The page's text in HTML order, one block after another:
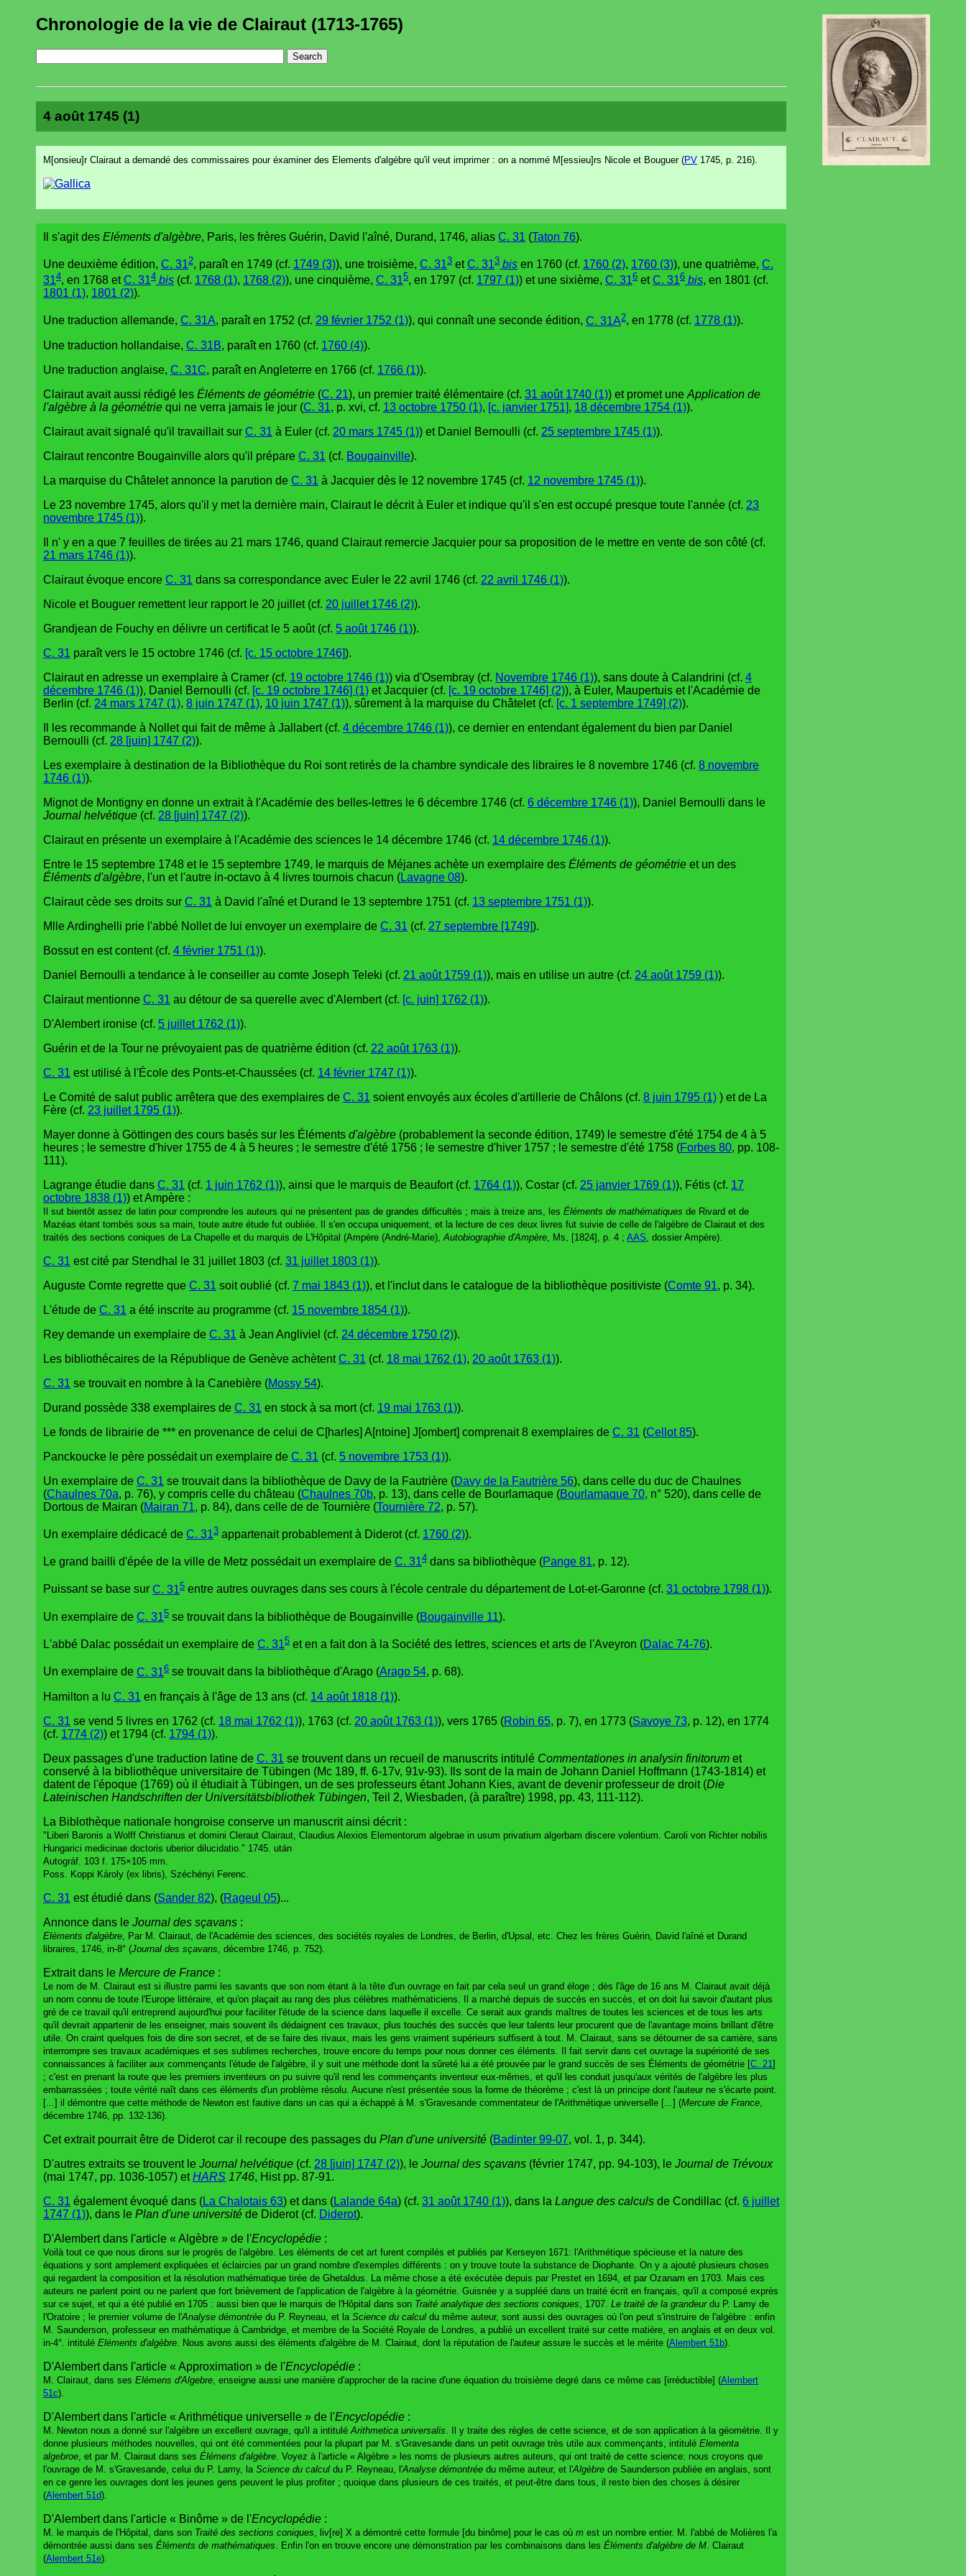
Chronologie de la vie de Clairaut (1713-1765)
4 août 1745 (1)
M[onsieu]r Clairaut a demandé des commissaires pour éxaminer des Elements d'algébre qu'il veut imprimer : on a nommé M[essieu]rs Nicole et Bouguer (PV 1745, p. 216).
Il s'agit des Eléments d'algèbre, Paris, les frères Guérin, David l'aîné, Durand, 1746, alias C. 31 (Taton 76).
Une deuxième édition, C. 312, paraît en 1749 (cf. 1749 (3)), une troisième, C. 313 etC. 313 bis en 1760 (cf. 1760 (2), 1760 (3)), une quatrième, C.
314, en 1768 etC. 314 bis (cf. 1768 (1), 1768 (2)), une cinquième, C. 315, en 1797 (cf. 1797 (1)) et une sixième, C. 316 etC. 316 bis, en 1801 (cf.
1801 (1), 1801 (2)).
Une traduction allemande, C. 31A, paraît en 1752 (cf. 29 février 1752 (1)), qui connaît une seconde édition, C. 31A2, en 1778 (cf. 1778 (1)).
Une traduction hollandaise, C. 31B, paraît en 1760 (cf. 1760 (4)).
Une traduction anglaise, C. 31C, paraît en Angleterre en 1766 (cf. 1766 (1)).
Clairaut avait aussi rédigé les Éléments de géométrie (C. 21), un premier traité élémentaire (cf. 31 août 1740 (1)) et promet une Application de
l'algèbre à la géométrie qui ne verra jamais le jour (C. 31, p. xvi, cf. 13 octobre 1750 (1), [c. janvier 1751], 18 décembre 1754 (1)).
Clairaut avait signalé qu'il travaillait sur C. 31 à Euler (cf. 20 mars 1745 (1)) et Daniel Bernoulli (cf. 25 septembre 1745 (1)).
Clairaut rencontre Bougainville alors qu'il prépare C. 31 (cf. Bougainville).
La marquise du Châtelet annonce la parution de C. 31 à Jacquier dès le 12 novembre 1745 (cf. 12 novembre 1745 (1)).
Le 23 novembre 1745, alors qu'il y met la dernière main, Clairaut le décrit à Euler et indique qu'il s'en est occupé presque toute l'année (cf. 23
novembre 1745 (1)).
Il n' y en a que 7 feuilles de tirées au 21 mars 1746, quand Clairaut remercie Jacquier pour sa proposition de le mettre en vente de son côté (cf.
21 mars 1746 (1)).
Clairaut évoque encore C. 31 dans sa correspondance avec Euler le 22 avril 1746 (cf. 22 avril 1746 (1)).
Nicole et Bouguer remettent leur rapport le 20 juillet (cf. 20 juillet 1746 (2)).
Grandjean de Fouchy en délivre un certificat le 5 août (cf. 5 août 1746 (1)).
C. 31 paraît vers le 15 octobre 1746 (cf. [c. 15 octobre 1746]).
Clairaut en adresse un exemplaire à Cramer (cf. 19 octobre 1746 (1)) via d'Osembray (cf. Novembre 1746 (1)), sans doute à Calandrini (cf. 4
décembre 1746 (1)), Daniel Bernoulli (cf. [c. 19 octobre 1746] (1) et Jacquier (cf. [c. 19 octobre 1746] (2)), à Euler, Maupertuis et l'Académie de
Berlin (cf. 24 mars 1747 (1), 8 juin 1747 (1), 10 juin 1747 (1)), sûrement à la marquise du Châtelet (cf. [c. 1 septembre 1749] (2)).
Il les recommande à Nollet qui fait de même à Jallabert (cf. 4 décembre 1746 (1)), ce dernier en entendant également du bien par Daniel
Bernoulli (cf. 28 [juin] 1747 (2)).
Les exemplaire à destination de la Bibliothèque du Roi sont retirés de la chambre syndicale des libraires le 8 novembre 1746 (cf. 8 novembre
1746 (1)).
Mignot de Montigny en donne un extrait à l'Académie des belles-lettres le 6 décembre 1746 (cf. 6 décembre 1746 (1)), Daniel Bernoulli dans le
Journal helvétique (cf. 28 [juin] 1747 (2)).
Clairaut en présente un exemplaire à l'Académie des sciences le 14 décembre 1746 (cf. 14 décembre 1746 (1)).
Entre le 15 septembre 1748 et le 15 septembre 1749, le marquis de Méjanes achète un exemplaire des Éléments de géométrie et un des
Éléments d'algèbre, l'un et l'autre in-octavo à 4 livres tournois chacun (Lavagne 08).
Clairaut cède ses droits sur C. 31 à David l'aîné et Durand le 13 septembre 1751 (cf. 13 septembre 1751 (1)).
Mlle Ardinghelli prie l'abbé Nollet de lui envoyer un exemplaire de C. 31 (cf. 27 septembre [1749]).
Bossut en est content (cf. 4 février 1751 (1)).
Daniel Bernoulli a tendance à le conseiller au comte Joseph Teleki (cf. 21 août 1759 (1)), mais en utilise un autre (cf. 24 août 1759 (1)).
Clairaut mentionne C. 31 au détour de sa querelle avec d'Alembert (cf. [c. juin] 1762 (1)).
D'Alembert ironise (cf. 5 juillet 1762 (1)).
Guérin et de la Tour ne prévoyaient pas de quatrième édition (cf. 22 août 1763 (1)).
C. 31 est utilisé à l'École des Ponts-et-Chaussées (cf. 14 février 1747 (1)).
Le Comité de salut public arrêtera que des exemplaires de C. 31 soient envoyés aux écoles d'artillerie de Châlons (cf. 8 juin 1795 (1) ) et de La
Fère (cf. 23 juillet 1795 (1)).
Mayer donne à Göttingen des cours basés sur les Éléments d'algèbre (probablement la seconde édition, 1749) le semestre d'été 1754 de 4 à 5
heures ; le semestre d'hiver 1755 de 4 à 5 heures ; le semestre d'été 1756 ; le semestre d'hiver 1757 ; le semestre d'été 1758 (Forbes 80, pp. 108-
111).
Lagrange étudie dans C. 31 (cf. 1 juin 1762 (1)), ainsi que le marquis de Beaufort (cf. 1764 (1)), Costar (cf. 25 janvier 1769 (1)), Fétis (cf. 17
octobre 1838 (1)) et Ampère :
Il sut bientôt assez de latin pour comprendre les auteurs qui ne présentent pas de grandes difficultés ; mais à treize ans, les Éléments de mathématiques de Rivard et de
Mazéas étant tombés sous sa main, toute autre étude fut oubliée. Il s'en occupa uniquement, et la lecture de ces deux livres fut suivie de celle de l'algèbre de Clairaut et des
traités des sections coniques de La Chapelle et du marquis de L'Hôpital (Ampère (André-Marie), Autobiographie d'Ampère , Ms, [1824], p. 4 ; AAS , dossier Ampère).
C. 31 est cité par Stendhal le 31 juillet 1803 (cf. 31 juillet 1803 (1)).
Auguste Comte regrette que C. 31 soit oublié (cf. 7 mai 1843 (1)), et l'inclut dans le catalogue de la bibliothèque positiviste (Comte 91, p. 34).
L'étude de C. 31 a été inscrite au programme (cf. 15 novembre 1854 (1)).
Rey demande un exemplaire de C. 31 à Jean Angliviel (cf. 24 décembre 1750 (2)).
Les bibliothécaires de la République de Genève achètentC. 31 (cf. 18 mai 1762 (1), 20 août 1763 (1)).
C. 31 se trouvait en nombre à la Canebière (Mossy 54).
Durand possède 338 exemplaires de C. 31 en stock à sa mort (cf. 19 mai 1763 (1)).
Le fonds de librairie de *** en provenance de celui de C[harles] A[ntoine] J[ombert] comprenait 8 exemplaires de C. 31 (Cellot 85).
Panckoucke le père possédait un exemplaire de C. 31 (cf. 5 novembre 1753 (1)).
Un exemplaire de C. 31 se trouvait dans la bibliothèque de Davy de la Fautrière (Davy de la Fautrière 56), dans celle du duc de Chaulnes
(Chaulnes 70a, p. 76), y compris celle du château (Chaulnes 70b, p. 13), dans celle de Bourlamaque (Bourlamaque 70, n° 520), dans celle de
Dortous de Mairan (Mairan 71, p. 84), dans celle de de Tournière (Tournière 72, p. 57).
Un exemplaire dédicacé de C. 313 appartenait probablement à Diderot (cf. 1760 (2)).
Le grand bailli d'épée de la ville de Metz possédait un exemplaire de C. 314 dans sa bibliothèque (Pange 81, p. 12).
Puissant se base sur C. 315 entre autres ouvrages dans ses cours à l'école centrale du département de Lot-et-Garonne (cf. 31 octobre 1798 (1)).
Un exemplaire de C. 315 se trouvait dans la bibliothèque de Bougainville (Bougainville 11).
L'abbé Dalac possédait un exemplaire de C. 315 et en a fait don à la Société des lettres, sciences et arts de l'Aveyron (Dalac 74-76).
Un exemplaire de C. 316 se trouvait dans la bibliothèque d'Arago (Arago 54, p. 68).
Hamilton a lu C. 31 en français à l'âge de 13 ans (cf. 14 août 1818 (1)).
C. 31 se vend 5 livres en 1762 (cf. 18 mai 1762 (1)), 1763 (cf. 20 août 1763 (1)), vers 1765 (Robin 65, p. 7), en 1773 (Savoye 73, p. 12), en 1774
(cf. 1774 (2)) et 1794 (cf. 1794 (1)).
Deux passages d'une traduction latine de C. 31 se trouvent dans un recueil de manuscrits intitulé Commentationes in analysin finitorum et
conservé à la bibliothèque universitaire de Tübingen (Mc 189, ff. 6-17v, 91v-93). Ils sont de la main de Johann Daniel Hoffmann (1743-1814) et
datent de l'époque (1769) où il étudiait à Tübingen, un de ses professeurs étant Johann Kies, avant de devenir professeur de droit (Die
Lateinischen Handschriften der Universitätsbibliothek Tübingen, Teil 2, Wiesbaden, (à paraître) 1998, pp. 43, 111-112).
La Biblothèque nationale hongroise conserve un manuscrit ainsi décrit :
"Liberi Baronis a Wolff Christianus et domini Cleraut Clairaut, Claudius Alexios Elementorum algebrae in usum privatium algerbam discere volentium. Caroli von Richter nobilis
Hungarici medicinae doctoris uberior dilucidatio." 1745. után
Autográf. 103 f. 175×105 mm.
Poss. Koppi Károly (ex libris), Széchényi Ferenc.
C. 31 est étudié dans (Sander 82), (Rageul 05)...
Annonce dans le Journal des sçavans :
Eléments d'algèbre , Par M. Clairaut, de l'Académie des sciences, des sociétés royales de Londres, de Berlin, d'Upsal, etc. Chez les frères Guérin, David l'aîné et Durand
libraires, 1746, in-8° (Journal des sçavans , décembre 1746, p. 752).
Extrait dans le Mercure de France :
Le nom de M. Clairaut est si illustre parmi les savants que son nom étant à la tête d'un ouvrage en fait par cela seul un grand éloge ; dès l'âge de 16 ans M. Clairaut avait déjà
un nom connu de toute l'Europe littéraire, et qu'on plaçait au rang des plus célèbres mathématiciens. Il a marché depuis de succès en succès, et on doit lui savoir d'autant plus
gré de ce travail qu'il entreprend aujourd'hui pour faciliter l'étude de la science dans laquelle il excelle. Ce serait aux grands maîtres de toutes les sciences et de tous les arts
qu'il devrait appartenir de les enseigner, mais souvent ils dédaignent ces travaux, plus touchés des succès que leur talents leur procurent que de l'avantage moins brillant d'être
utile. On craint quelques fois de dire son secret, et de se faire des rivaux, mais les gens vraiment supérieurs suffisent à tout. M. Clairaut, sans se détourner de sa carrière, sans
interrompre ses travaux académiques et ses sublimes recherches, trouve encore du temps pour nous donner ces éléments. Il fait servir dans cet ouvrage la supériorité de ses
connaissances à faciliter aux commençants l'étude de l'algèbre, il y suit une méthode dont la sûreté lui a été prouvée par le grand succès de ses Éléments de géométrie [C. 21 ]
; c'est en prenant la route que les premiers inventeurs on pu suivre qu'il rend les commençants inventeur eux-mêmes, et qu'il les conduit jusqu'aux vérités de l'algèbre les plus
embarrassées ; toute vérité naît dans ces éléments d'un problème résolu. Aucune n'est présentée sous la forme de théorème ; c'est là un principe dont l'auteur ne s'écarte point.
[...] il démontre que cette méthode de Newton est fautive dans un cas qui a échappé à M. s'Gravesande commentateur de l'Arithmétique universelle [...] (Mercure de France
décembre 1746, pp. 132-136).
Cet extrait pourrait être de Diderot car il recoupe des passages du Plan d'une université (Badinter 99-07, vol. 1, p. 344).
D'autres extraits se trouvent le Journal helvétique (cf. 28 [juin] 1747 (2)), le Journal des sçavans (février 1747, pp. 94-103), le Journal de Trévoux
(mai 1747, pp. 1036-1057) etHARS 1746, Hist pp. 87-91.
C. 31 également évoqué dans (La Chalotais 63) et dans (Lalande 64a) (cf. 31 août 1740 (1)), dans la Langue des calculs de Condillac (cf. 6 juillet
1747 (1)), dans le Plan d'une université de Diderot (cf. Diderot).
D'Alembert dans l'article « Algèbre » de l'Encyclopédie :
Voilà tout ce que nous dirons sur le progrès de l'algèbre. Les éléments de cet art furent compilés et publiés par Kerseyen 1671: l'Arithmétique spécieuse et la nature des
équations y sont amplement expliquées et éclaircies par un grand nombre d'exemples différents : on y trouve toute la substance de Diophante. On y a ajouté plusieurs choses
qui regardent la composition et la résolution mathématique tirée de Ghetaldus. La même chose a été exécutée depuis par Prestet en 1694, et par Ozanam en 1703. Mais ces
auteurs ne parlent point ou ne parlent que fort brièvement de l'application de l'algèbre à la géométrie. Guisnée y a suppléé dans un traité écrit en français, qu'il a composé exprès
sur ce sujet, et qui a été publié en 1705 : aussi bien que le marquis de l'Hôpital dans son Traité analytique des sections coniques , 1707. Le traité de la grandeurdu P. Lamy de
l'Oratoire ; le premier volume de l'Analyse démontrée du P. Reyneau, et la Science du calcul du même auteur, sont aussi des ouvrages où l'on peut s'instruire de l'algèbre : enfin
M. Saunderson, professeur en mathématique à Cambridge, et membre de la Société Royale de Londres, a publié un excellent traité sur cette matière, en anglais et en deux vol.
in-4°. intitulé Eléments d'algèbre . Nous avons aussi des éléments d'algèbre de M. Clairaut, dont la réputation de l'auteur assure le succès et le mérite (Alembert 51b).
D'Alembert dans l'article « Approximation » de l'Encyclopédie :
M. Clairaut, dans ses Elémens d'Algebre , enseigne aussi une manière d'approcher de la racine d'une équation du troisième degré dans ce même cas [irréductible] (Alembert
51c).
D'Alembert dans l'article « Arithmétique universelle » de l'Encyclopédie :
M. Newton nous a donné sur l'algèbre un excellent ouvrage, qu'il a intitulé Arithmetica universalis . Il y traite des règles de cette science, et de son application à la géométrie. Il y
donne plusieurs méthodes nouvelles, qui ont été commentées pour la plupart par M. s'Gravesande dans un petit ouvrage très utile aux commençants, intitulé Elementa
algebroe , et par M. Clairaut dans ses Élémens d'algèbre . Voyez à l'article « Algèbre » les noms de plusieurs autres auteurs, qui ont traité de cette science: nous croyons que
l'ouvrage de M. s'Gravesande, celui du P. Lamy, la Science du calcul du P. Reyneau, l'Analyse démontrée du même auteur, et l'Algèbre de Saunderson publiée en anglais, sont
en ce genre les ouvrages dont les jeunes gens peuvent le plus profiter ; quoique dans plusieurs de ces traités, et peut-être dans tous, il reste bien des choses à désirer
(Alembert 51d).
D'Alembert dans l'article « Binôme » de l'Encyclopédie :
M. le marquis de l'Hôpital, dans son Traité des sections coniques , liv[re] X a démontré cette formule [du binôme] pour le cas où m est un nombre entier. M. l'abbé de Molières l'a
démontrée aussi dans ses Éléments de mathématiques . Enfin l'on en trouve encore une démonstration par les combinaisons dans les Éléments d'algèbre de M . Clairaut
(Alembert 51e).